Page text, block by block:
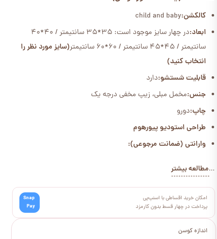
اندازه کوسن
کالکشن:child and baby
ابعاد:
در چهار سایز موجود است: 35*35 سانتیمتر / 40*40
سانتیمتر / 45*45 سانتیمتر / 60*60 سانتیمتر
(سایز مورد نظر را
انتخاب کنید)
قابلیت شستشو:دارد
جنس:مخمل مبلی، زیپ مخفی درجه یک
چاپ:دورو
طراحی استودیو پیورهوم
وارانتی (ضمانت مرجوعی):
...مطالعه بیشتر
امکان خرید اقساطی با اسنپ‌پی
پرداخت در چهار قسط بدون کارمزد
Snap
Pay